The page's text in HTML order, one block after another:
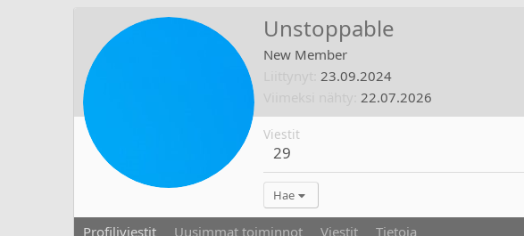
Unstoppable
New Member
23.09.2024
22.07.2026
Viestit
29
Hae
Profiliviestit Uusimmat toiminnot Viestit Tietoja